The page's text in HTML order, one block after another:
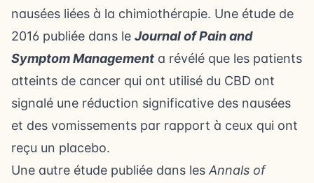
nausées liées à la chimiothérapie. Une étude de
2016 publiée dans le Journal of Pain and
Symptom Management a révélé que les patients
atteints de cancer qui ont utilisé du CBD ont
signalé une réduction significative des nausées
et des vomissements par rapport à ceux qui ont
reçu un placebo.
Une autre étude publiée dans les Annals of